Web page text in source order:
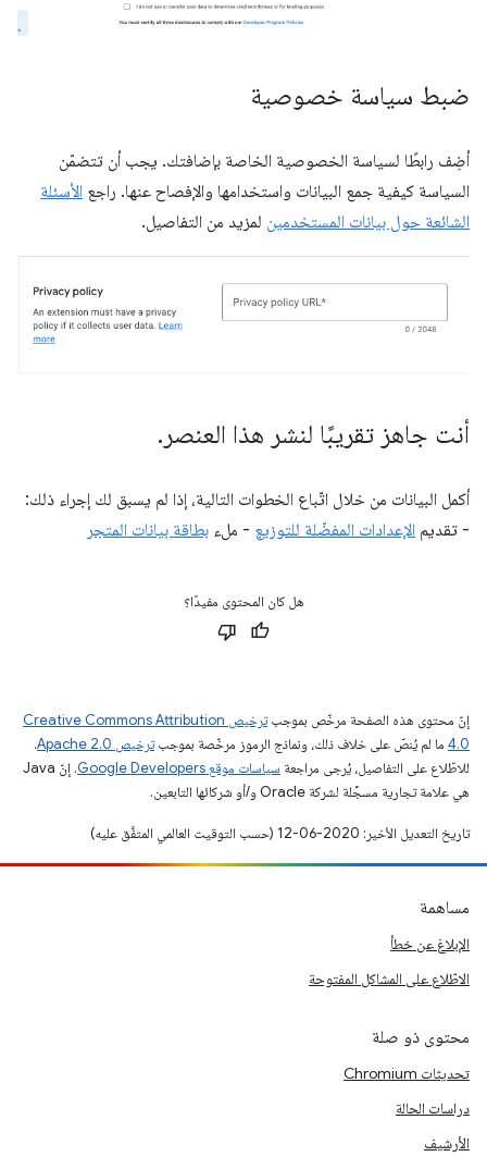
ضبط سياسة خصوصية
أضِف رابطًا لسياسة الخصوصية الخاصة بإضافتك. يجب أن تتضمّن
السياسة كيفية جمع البيانات واستخدامها والإفصاح عنها. راجع الأسئلة
الشائعة حول بيانات المستخدمين لمزيد من التفاصيل.
أنت جاهز تقريبًا لنشر هذا العنصر .
أكمل البيانات من خلال اتّباع الخطوات التالية، إذا لم يسبق لك إجراء ذلك:
- تقديم الإعدادات المفضّلة للتوزيع - ملء بطاقة بيانات المتجر
هل كان المحتوى مفيدًا؟
إنّ محتوى هذه الصفحة مرخّص بموجب
ترخيص Creative Commons Attribution
4.0‏ ما لم يُنصّ على خلاف ذلك، ونماذج الرموز مرخّصة بموجبترخيص Apache 2.0‏
.
للاطّلاع على التفاصيل، يُرجى مراجعة سياسات موقع Google Developers‏
. إنّ Java
هي علامة تجارية مسجَّلة لشركة Oracle و/أو شركائها التابعين.
تاريخ التعديل الأخير: 2020-06-12 (حسب التوقيت العالمي المتفَّق عليه)
مساهمة
الإبلاغ عن خطأ
الاطّلاع على المشاكل المفتوحة
محتوى ذو صلة
تحديثات Chromium
دراسات الحالة
الأرشيف